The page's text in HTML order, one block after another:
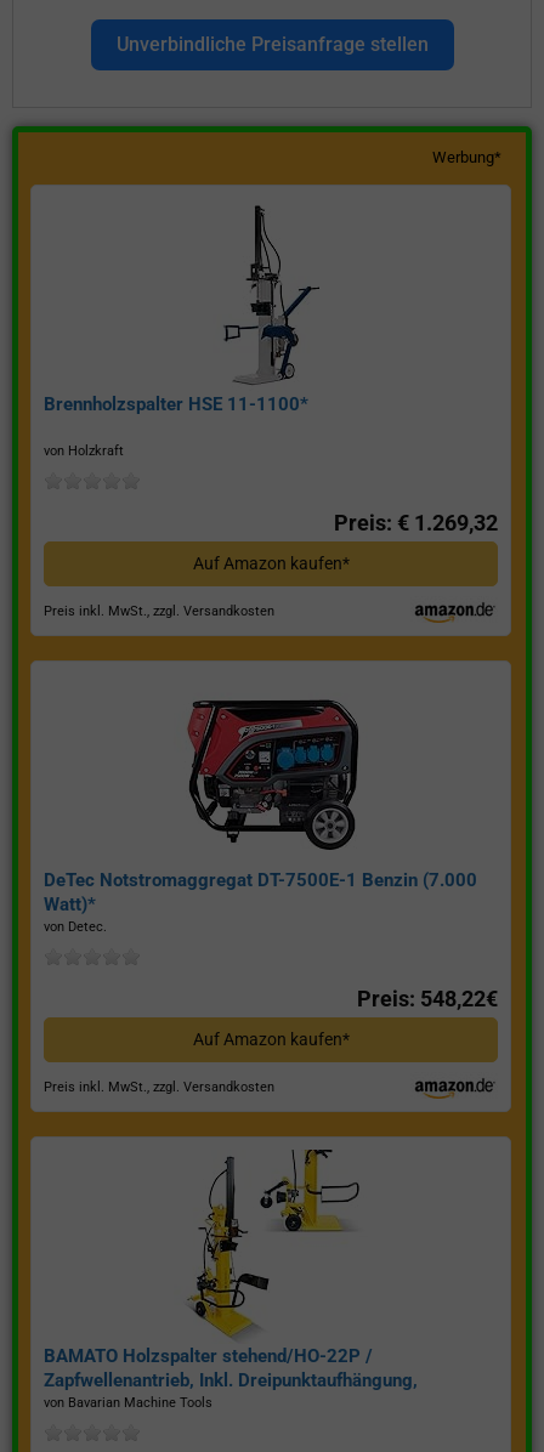
Unverbindliche Preisanfrage stellen
Werbung*
Brennholzspalter HSE 11-1100*
von Holzkraft
Preis: € 1.269,32
Auf Amazon kaufen*
Preis inkl. MwSt., zzgl. Versandkosten
DeTec Notstromaggregat DT-7500E-1 Benzin (7.000
Watt)*
von Detec.
Preis: 548,22€
Auf Amazon kaufen*
Preis inkl. MwSt., zzgl. Versandkosten
BAMATO Holzspalter stehend/HO-22P /
Zapfwellenantrieb, Inkl. Dreipunktaufhängung,
Spaltkraft 22 Tonnen*
von Bavarian Machine Tools